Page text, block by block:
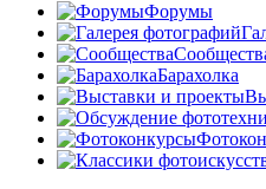
Форумы
Барахолка